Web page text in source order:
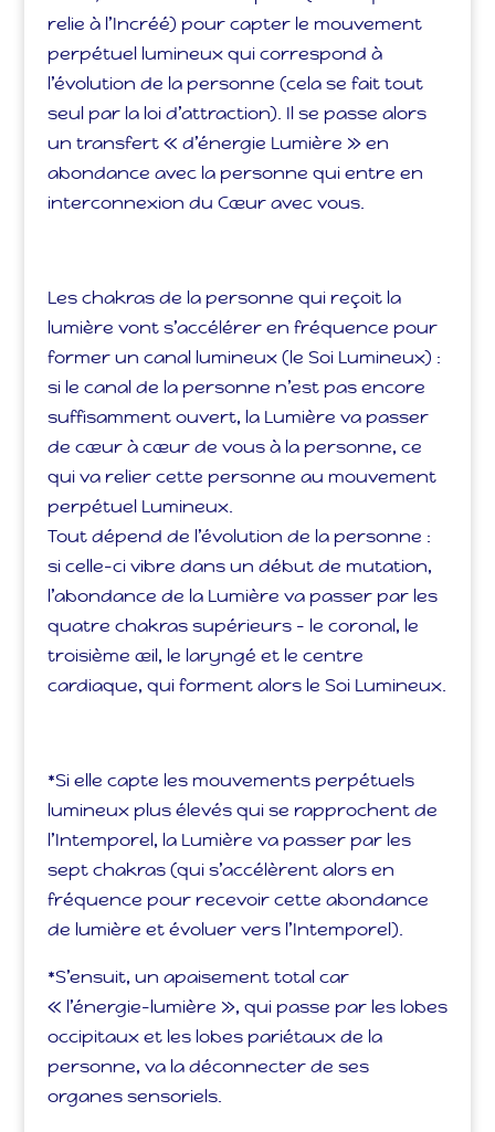
relie à l’Incréé) pour capter le mouvement
perpétuel lumineux qui correspond à
l’évolution de la personne (cela se fait tout
seul par la loi d’attraction). Il se passe alors
un transfert « d’énergie Lumière » en
abondance avec la personne qui entre en
interconnexion du Cœur avec vous.
Les chakras de la personne qui reçoit la
lumière vont s’accélérer en fréquence pour
former un canal lumineux (le Soi Lumineux) :
si le canal de la personne n’est pas encore
suffisamment ouvert, la Lumière va passer
de cœur à cœur de vous à la personne, ce
qui va relier cette personne au mouvement
perpétuel Lumineux.
Tout dépend de l’évolution de la personne :
si celle-ci vibre dans un début de mutation,
l’abondance de la Lumière va passer par les
quatre chakras supérieurs – le coronal, le
troisième œil, le laryngé et le centre
cardiaque, qui forment alors le Soi Lumineux.
*Si elle capte les mouvements perpétuels
lumineux plus élevés qui se rapprochent de
l’Intemporel, la Lumière va passer par les
sept chakras (qui s’accélèrent alors en
fréquence pour recevoir cette abondance
de lumière et évoluer vers l’Intemporel).
*S’ensuit, un apaisement total car
« l’énergie-lumière », qui passe par les lobes
occipitaux et les lobes pariétaux de la
personne, va la déconnecter de ses
organes sensoriels.